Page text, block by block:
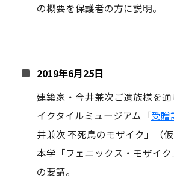
の概要を保護者の方に説明。
2019年6月25日
建築家・今井兼次ご遺族様を
イクタイルミュージアム「受贈
井兼次 不死鳥のモザイク」（
本学「フェニックス・モザイ
の要請。